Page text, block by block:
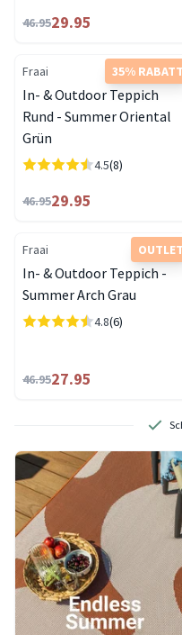
46.9529.95
35% RABATT
Fraai
In- & Outdoor Teppich
Rund - Summer Oriental
Grün
4.5(8)
46.9529.95
OUTLET
Fraai
In- & Outdoor Teppich -
Summer Arch Grau
4.8(6)
46.9527.95